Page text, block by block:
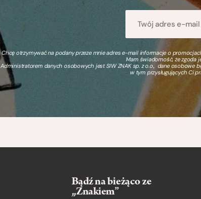
Chcę otrzymywać na podany przeze mnie adres e-mail informacje o
Mam świadomość, że zgoda
Administratorem danych osobowych jest SIW ZNAK sp. z o.o., dane osobowe
w tym przysługujących Ci
Bądź na bieżąco ze
„Znakiem”